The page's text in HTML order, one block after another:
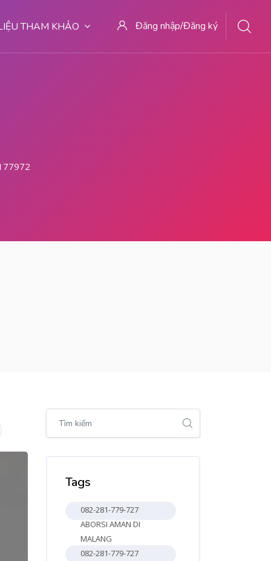
THAM KHẢO Đăng nhập/Đăng ký
Dokter Aborsi Di Medan
Bỏ qua [Cocoon] Global search (sidebar)
Tags
082-281-779-727
ABORSI AMAN DI
MALANG
082-281-779-727